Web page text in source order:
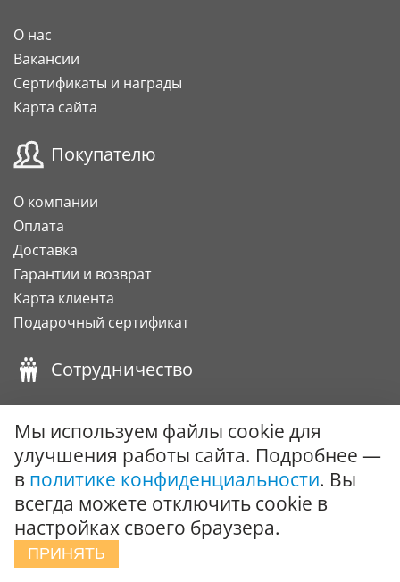
О нас
Вакансии
Сертификаты и награды
Карта сайта
Покупателю
О компании
Оплата
Доставка
Гарантии и возврат
Карта клиента
Подарочный сертификат
Сотрудничество
Вызов специалиста
Интернет-магазин
Рабочий график
Мы используем файлы cookie для
улучшения работы сайта. Подробнее —
в политике конфиденциальности. Вы
всегда можете отключить cookie в
настройках своего браузера.
ПРИНЯТЬ